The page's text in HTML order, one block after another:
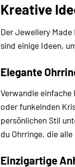
Kreative
Der Jewellery
sind einige Ideen,
Elegante
Verwandle
oder funkelnden
persönlichen Stil
du Ohrringe, die
Einzigartige